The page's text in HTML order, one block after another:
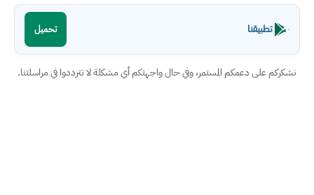
تطبيقنا تحميل
نشكركم على دعمكم المستمر، وفي حال واجهتكم أي مشكلة لا تترددوا في مراسلتنا.